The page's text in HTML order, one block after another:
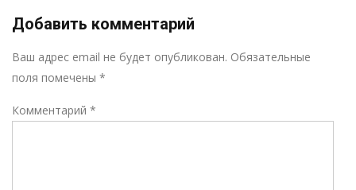
Добавить комментарий
Ваш адрес email не будет опубликован. Обязательные
поля помечены *
Комментарий *